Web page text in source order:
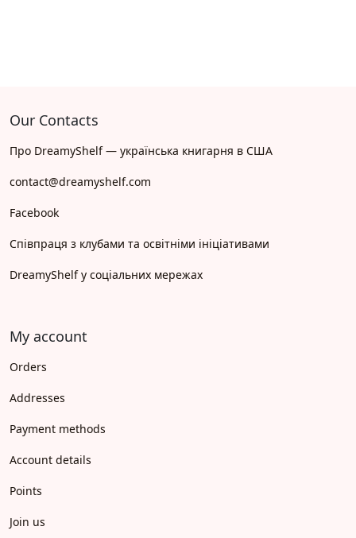
Our Contacts
Про DreamyShelf — українська книгарня в США
contact@dreamyshelf.com
Facebook
Співпраця з клубами та освітніми ініціативами
DreamyShelf у соціальних мережах
My account
Orders
Addresses
Payment methods
Account details
Points
Join us